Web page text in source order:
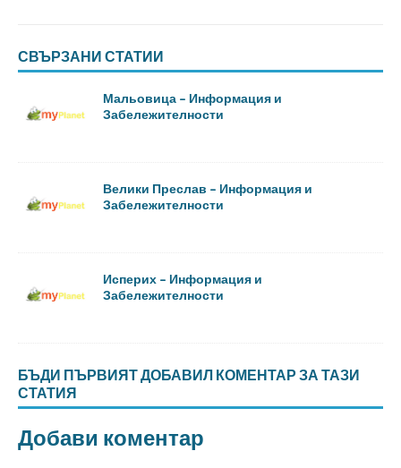
СВЪРЗАНИ СТАТИИ
Мальовица – Информация и
Забележителности
Велики Преслав – Информация и
Забележителности
Исперих – Информация и
Забележителности
БЪДИ ПЪРВИЯТ ДОБАВИЛ КОМЕНТАР ЗА ТАЗИ
СТАТИЯ
Добави коментар